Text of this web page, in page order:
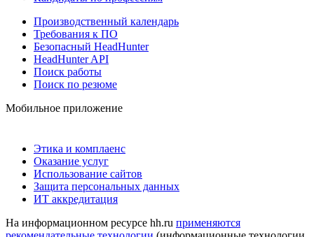
Производственный календарь
Требования к ПО
Безопасный HeadHunter
HeadHunter API
Поиск работы
Поиск по резюме
Мобильное приложение
Этика и комплаенс
Оказание услуг
Использование сайтов
Защита персональных данных
ИТ аккредитация
На информационном ресурсе hh.ru применяются